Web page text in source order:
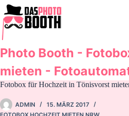
Zum
Inhalt
springen
Photo Booth -
mieten -
Fotobox für Hochzeit in Tönisvorst
ADMIN
15. MÄRZ 2017